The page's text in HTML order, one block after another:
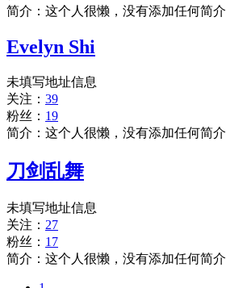
简介：这个人很懒，没有添加任何简介
Evelyn Shi
未填写地址信息
关注： 39
粉丝： 19
简介：这个人很懒，没有添加任何简介
刀剑乱舞
未填写地址信息
关注： 27
粉丝： 17
简介：这个人很懒，没有添加任何简介